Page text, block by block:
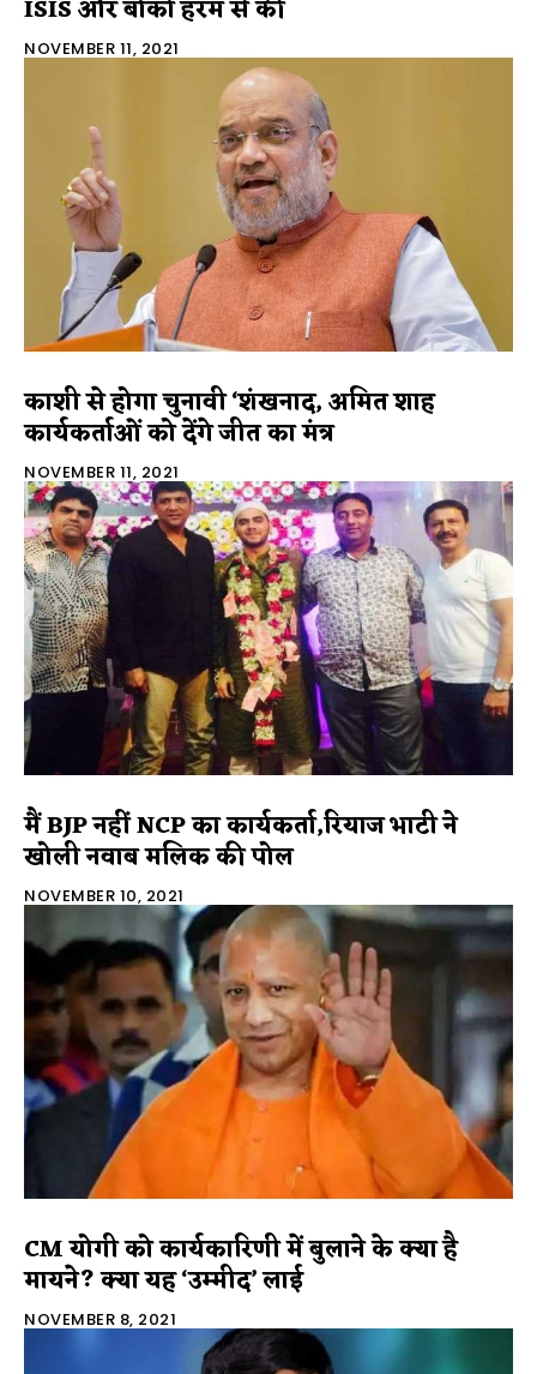
ISIS और बोको हरम से की
NOVEMBER 11, 2021
काशी से होगा चुनावी ‘शंखनाद, अमित शाह
कार्यकर्ताओं को देंगे जीत का मंत्र
NOVEMBER 11, 2021
मैं BJP नहीं NCP का कार्यकर्ता,रियाज भाटी ने
खोली नवाब मलिक की पोल
NOVEMBER 10, 2021
CM योगी को कार्यकारिणी में बुलाने के क्या है
मायने? क्या यह ‘उम्मीद’ लाई
NOVEMBER 8, 2021